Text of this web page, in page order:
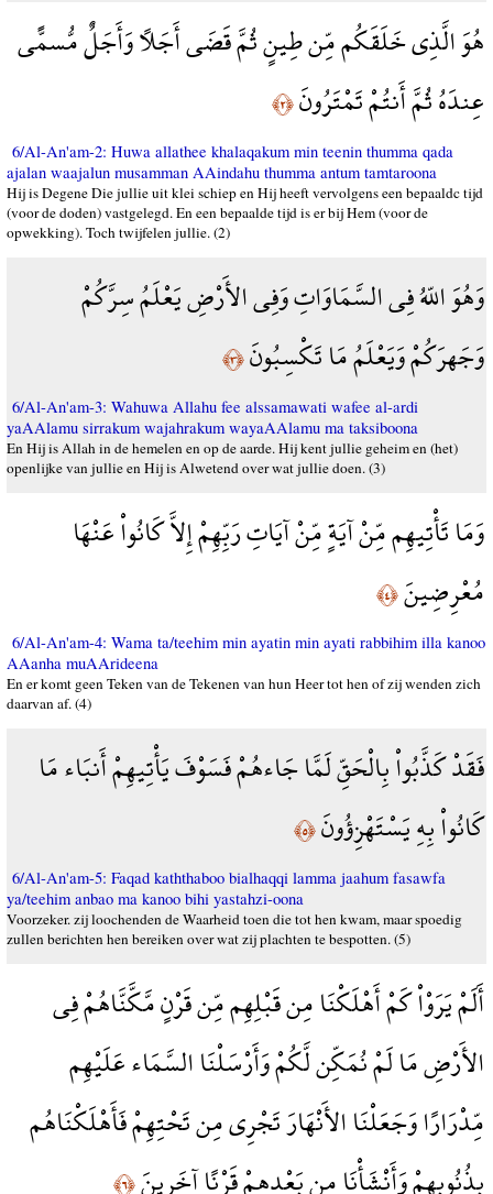
هُوَ الَّذِي خَلَقَكُم مِّن طِينٍ ثُمَّ قَضَى أَجَلاً وَأَجَلٌ مُّسمًّى
عِندَهُ ثُمَّ أَنتُمْ تَمْتَرُونَ﴿٢﴾
6/Al-An'am-2: Huwa allathee khalaqakum min teenin thumma qada
ajalan waajalun musamman AAindahu thumma antum tamtaroona
Hij is Degene Die jullie uit klei schiep en Hij heeft vervolgens een bepaaldc tijd
(voor de doden) vastgelegd. En een bepaalde tijd is er bij Hem (voor de
opwekking). Toch twijfelen jullie. (2)
وَهُوَ اللّهُ فِي السَّمَاوَاتِ وَفِي الأَرْضِ يَعْلَمُ سِرَّكُمْ
وَجَهرَكُمْ وَيَعْلَمُ مَا تَكْسِبُونَ﴿٣﴾
6/Al-An'am-3: Wahuwa Allahu fee alssamawati wafee al-ardi
yaAAlamu sirrakum wajahrakum wayaAAlamu ma taksiboona
En Hij is Allah in de hemelen en op de aarde. Hij kent jullie geheim en (het)
openlijke van jullie en Hij is Alwetend over wat jullie doen. (3)
وَمَا تَأْتِيهِم مِّنْ آيَةٍ مِّنْ آيَاتِ رَبِّهِمْ إِلاَّ كَانُواْ عَنْهَا
مُعْرِضِينَ﴿٤﴾
6/Al-An'am-4: Wama ta/teehim min ayatin min ayati rabbihim illa kanoo
AAanha muAArideena
En er komt geen Teken van de Tekenen van hun Heer tot hen of zij wenden zich
daarvan af. (4)
فَقَدْ كَذَّبُواْ بِالْحَقِّ لَمَّا جَاءهُمْ فَسَوْفَ يَأْتِيهِمْ أَنبَاء مَا
كَانُواْ بِهِ يَسْتَهْزِؤُونَ﴿٥﴾
6/Al-An'am-5: Faqad kaththaboo bialhaqqi lamma jaahum fasawfa
ya/teehim anbao ma kanoo bihi yastahzi-oona
Voorzeker. zij loochenden de Waarheid toen die tot hen kwam, maar spoedig
zullen berichten hen bereiken over wat zij plachten te bespotten. (5)
أَلَمْ يَرَوْاْ كَمْ أَهْلَكْنَا مِن قَبْلِهِم مِّن قَرْنٍ مَّكَّنَّاهُمْ فِي
الأَرْضِ مَا لَمْ نُمَكِّن لَّكُمْ وَأَرْسَلْنَا السَّمَاء عَلَيْهِم
مِّدْرَارًا وَجَعَلْنَا الأَنْهَارَ تَجْرِي مِن تَحْتِهِمْ فَأَهْلَكْنَاهُم
بِذُنُوبِهِمْ وَأَنْشَأْنَا مِن بَعْدِهِمْ قَرْنًا آخَرِينَ﴿٦﴾